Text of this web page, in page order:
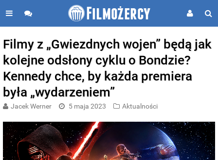
Filmy z „Gwiezdnych wojen” będą jak
kolejne odsłony cyklu o Bondzie?
Kennedy chce, by każda premiera
była „wydarzeniem”
Jacek Werner 5 maja 2023 Aktualności